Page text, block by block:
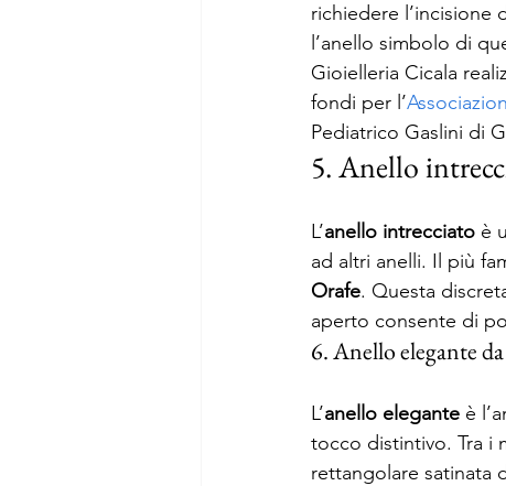
richiedere l’incisione
l’anello simbolo di
Gioielleria Cicala
fondi per l’
Pediatrico Gaslini di
5. Anello
L’anello intrecciato è
ad altri anelli. Il più
Orafe. Questa
aperto consente di
6. Anello elegante
L’anello elegante è
tocco distintivo. Tra i
rettangolare satinata